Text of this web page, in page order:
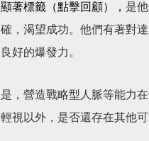
著標籤 （點擊回顧） ， 是
，渴望成功。他們有著對
好的爆發力。
，營造戰略型人脈等能力
視以外，是否還存在其他可